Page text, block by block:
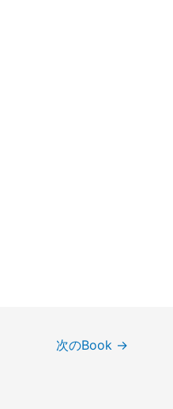
次のBook →